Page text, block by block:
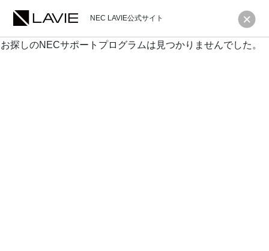
NEC LAVIE公式サイト
お探しのNECサポートプログラムは見つかりませんでした。